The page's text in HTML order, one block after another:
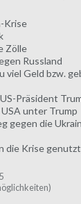
Krise
Zölle
Russland
viel Geld bzw.
Präsident
unter Trump
gegen die
die Krise